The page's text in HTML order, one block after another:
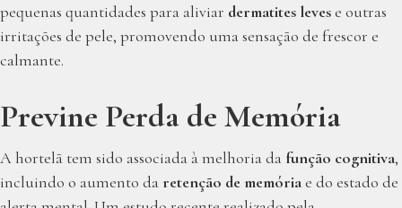
pequenas quantidades para aliviar dermatites levese outras
irritações de pele, promovendo uma sensação de frescor e
calmante.
Previne Perda de Memória
A hortelã tem sido associada à melhoria da função cognitiva,
incluindo o aumento daretenção de memóriae do estado de